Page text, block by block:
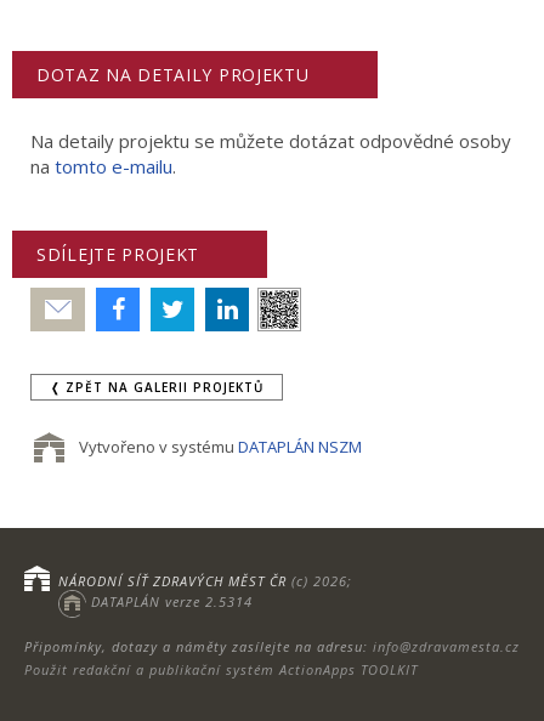
DOTAZ NA DETAILY PROJEKTU
Na detaily projektu se můžete dotázat odpovědné osoby
na tomto e-mailu.
SDÍLEJTE PROJEKT
Poslat
❬ ZPĚT NA GALERII PROJEKTŮ
Vytvořeno v systému DATAPLÁN NSZM
Připomínky, dotazy a náměty zasílejte na adresu: info@zdravamesta.cz
Použit redakční a publikační systém ActionApps TOOLKIT
NÁRODNÍ SÍŤ ZDRAVÝCH MĚST ČR (c) 2026;
DATAPLÁN verze 2.5314